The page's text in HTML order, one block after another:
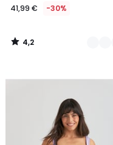
41,99 € -30%
4,2
/